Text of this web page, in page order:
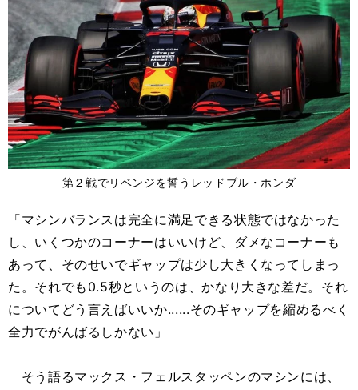
第２戦でリベンジを誓うレッドブル・ホンダ
「マシンバランスは完全に満足できる状態ではなかった
し、いくつかのコーナーはいいけど、ダメなコーナーも
あって、そのせいでギャップは少し大きくなってしまっ
た。それでも0.5秒というのは、かなり大きな差だ。それ
についてどう言えばいいか......そのギャップを縮めるべく
全力でがんばるしかない」
そう語るマックス・フェルスタッペンのマシンには、